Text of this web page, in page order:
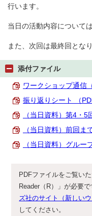
行います。
当日の活動内容について
また、次回は最終回とな
添付ファイル
ワークショップ通信
振り返りシート （
（当日資料）第4・5
（当日資料）前回ま
（当日資料）グルー
PDFファイルをご覧い
Reader（R）」が必要
ズ社のサイト（新しい
してください。